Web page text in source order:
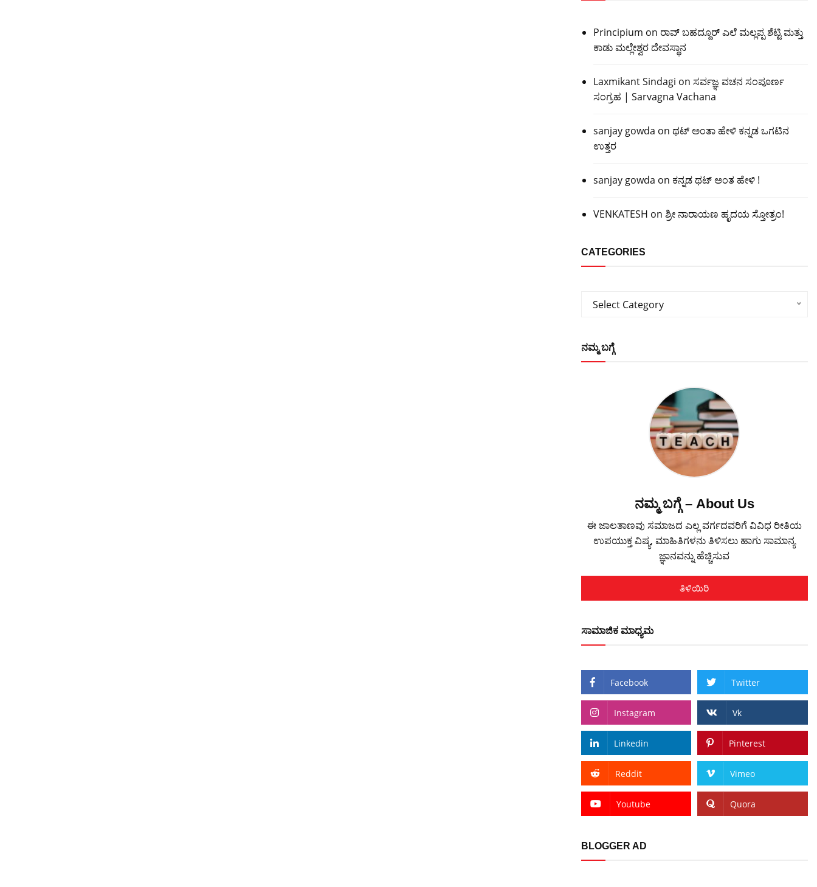
Principium on ರಾವ್ ಬಹದ್ದೂರ್ ಎಲೆ ಮಲ್ಲಪ್ಪ ಶೆಟ್ಟಿ ಮತ್ತು
ಕಾಡು ಮಲ್ಲೇಶ್ವರ ದೇವಸ್ಥಾನ
Laxmikant Sindagi on ಸರ್ವಜ್ಞ ವಚನ ಸಂಪೂರ್ಣ
ಸಂಗ್ರಹ | Sarvagna Vachana
sanjay gowda on ಥಟ್ ಅಂತಾ ಹೇಳಿ ಕನ್ನಡ ಒಗಟಿನ
ಉತ್ತರ
sanjay gowda on ಕನ್ನಡ ಥಟ್ ಅಂತ ಹೇಳಿ !
VENKATESH on ಶ್ರೀ ನಾರಾಯಣ ಹೃದಯ ಸ್ತೋತ್ರಂ!
CATEGORIES
Categories
Select Category
ನಮ್ಮ ಬಗ್ಗೆ
ನಮ್ಮ ಬಗ್ಗೆ – About Us
ಈ ಜಾಲತಾಣವು ಸಮಾಜದ ಎಲ್ಲ ವರ್ಗದವರಿಗೆ ವಿವಿಧ ರೀತಿಯ
ಉಪಯುಕ್ತ ವಿಷ್ಯ, ಮಾಹಿತಿಗಳನು ತಿಳಿಸಲು ಹಾಗು ಸಾಮಾನ್ಯ
ಜ್ಞಾನವನ್ನು ಹೆಚ್ಚಿಸುವ
ತಿಳಿಯಿರಿ
ಸಾಮಾಜಿಕ ಮಾಧ್ಯಮ
Facebook Twitter
Instagram Vk
Linkedin Pinterest
Reddit Vimeo
Youtube Quora
BLOGGER AD